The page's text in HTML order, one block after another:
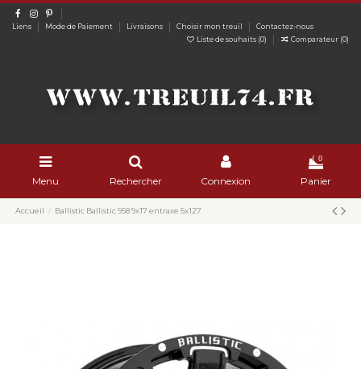
Liens Mode de Paiement Livraisons Choisir mon treuil
Contactez-nous
Liste de souhaits (0) Comparateur (0)
Menu Rechercher Connexion
0
Panier
Accueil Ballistic Ballistic 958 9x17 entraxe 5x127